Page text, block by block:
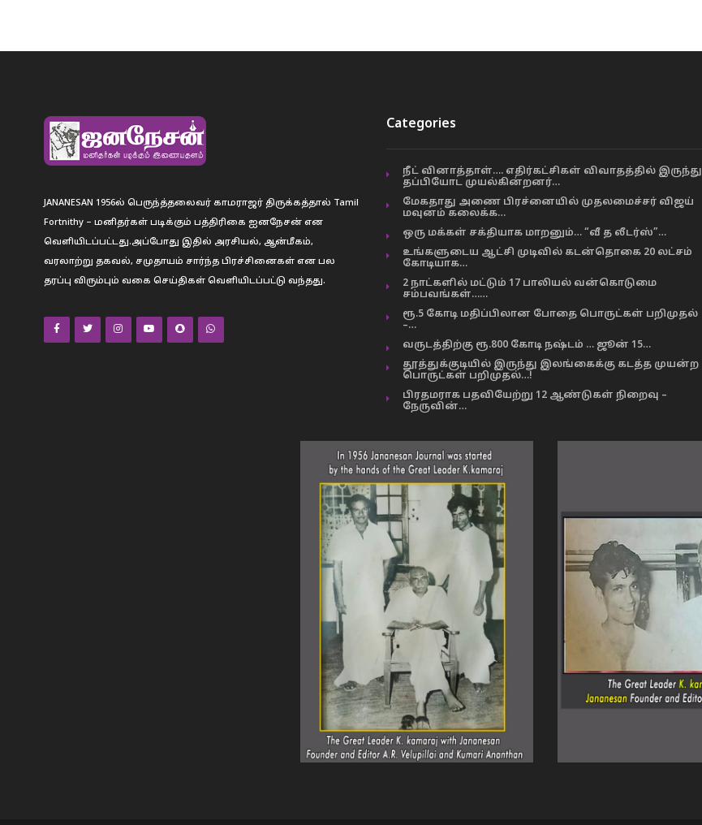
JANANESAN 1956ல் பெருந்த்தலைவர் காமராஜர் திருக்கத்தால் Tamil
Fortnithy – மனிதர்கள் படிக்கும் பத்திரிகை ஐனநேசன் என
வெளியிடப்பட்டது.அப்போது இதில் அரசியல், ஆன்மீகம்,
வரலாற்று தகவல், சமுதாயம் சார்ந்த பிரச்சினைகள் என பல
தரப்பு விரும்பும் வகை செய்திகள் வெளியிடப்பட்டு வந்தது.
Categories
நீட் வினாத்தாள்…. எதிர்கட்சிகள் விவாதத்தில் இருந்து
தப்பியோட முயல்கின்றனர்…
மேகதாது அணை பிரச்னையில் முதலமைச்சர் விஜய்
மவுனம் கலைக்க…
ஒரு மக்கள் சக்தியாக மாறனும்… “வீ த லீடர்ஸ்”…
உங்களுடைய ஆட்சி முடிவில் கடன்தொகை 20 லட்சம்
கோடியாக…
2 நாட்களில் மட்டும் 17 பாலியல் வன்கொடுமை
சம்பவங்கள்……
ரூ.5 கோடி மதிப்பிலான போதை பொருட்கள் பறிமுதல்
–…
வருடத்திற்கு ரூ.800 கோடி நஷ்டம் … ஜூன் 15…
தூத்துக்குடியில் இருந்து இலங்கைக்கு கடத்த முயன்ற
பொருட்கள் பறிமுதல்…!
பிரதமராக பதவியேற்று 12 ஆண்டுகள் நிறைவு –
நேருவின்…